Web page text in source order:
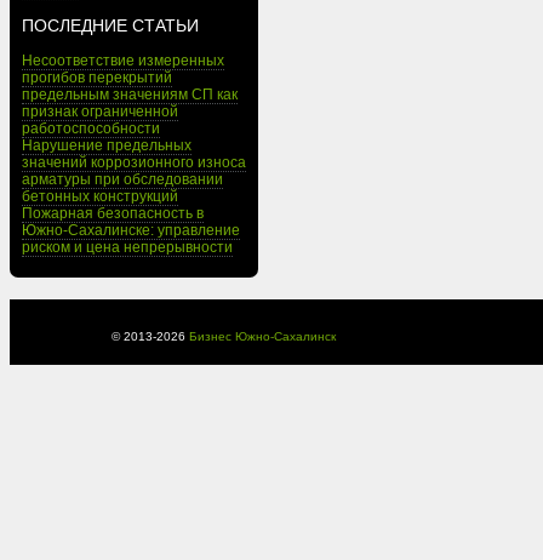
ПОСЛЕДНИЕ СТАТЬИ
Несоответствие измеренных
прогибов перекрытий
предельным значениям СП как
признак ограниченной
работоспособности
Нарушение предельных
значений коррозионного износа
арматуры при обследовании
бетонных конструкций
Пожарная безопасность в
Южно-Сахалинске: управление
риском и цена непрерывности
© 2013-2026 Бизнес Южно-Сахалинск